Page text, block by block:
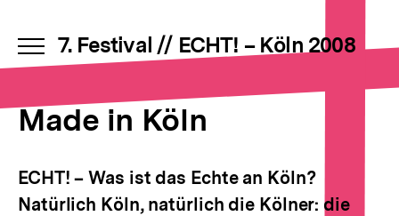
INHALTSNAVIGATION
7. Festival // ECHT! – Köln 2008
Made in Köln
ECHT! – Was ist das Echte an Köln?
Natürlich Köln, natürlich die Kölner: die